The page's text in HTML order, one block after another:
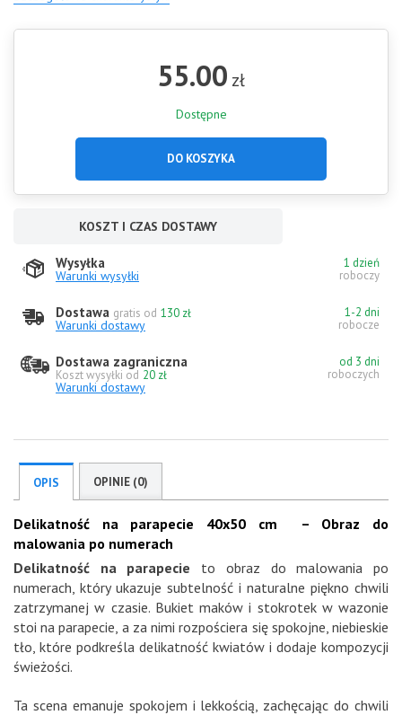
55.00 zł
Dostępne
DO KOSZYKA
KOSZT I CZAS DOSTAWY
Wysyłka
Warunki wysyłki
1 dzień
roboczy
Dostawa gratis od 130 zł
Warunki dostawy
1-2 dni
robocze
Dostawa zagraniczna
Koszt wysyłki od 20 zł
Warunki dostawy
od 3 dni
roboczych
OPIS OPINIE (0)
Delikatność na parapecie 40x50 cm – Obraz do
malowania po numerach
Delikatność na parapecie to obraz do malowania po
numerach, który ukazuje subtelność i naturalne piękno chwili
zatrzymanej w czasie. Bukiet maków i stokrotek w wazonie
stoi na parapecie, a za nimi rozpościera się spokojne, niebieskie
tło, które podkreśla delikatność kwiatów i dodaje kompozycji
świeżości.
Ta scena emanuje spokojem i lekkością, zachęcając do chwili